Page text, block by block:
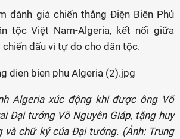
đánh giá chiến thắng Điện Biên Phủ
tộc Việt Nam-Algeria, kết nối giữa
đấu vì tự do cho dân tộc.
Algeria xúc động khi được ông Võ
Đại tướng Võ Nguyên Giáp, tặng huy
và chữ ký của Đại tướng. (Ảnh: Trung